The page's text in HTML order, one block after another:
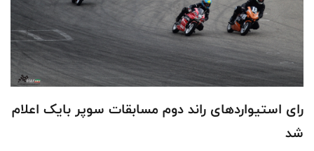
رای استیواردهای راند دوم مسابقات سوپر بایک اعلام
شد